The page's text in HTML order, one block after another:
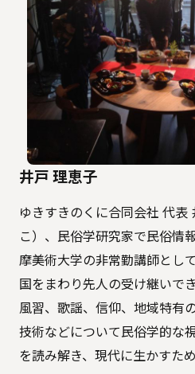
井戸 理恵子
ゆきすきのくに合同会社 代表
こ）、民俗学研究家で民俗情
摩美術大学の非常勤講師とし
国をまわり先人の受け継いで
風習、歌謡、信仰、地域特有
技術などについて民俗学的な
を読み解き、現代に生かすた